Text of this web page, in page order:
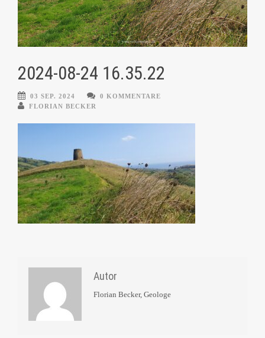
2024-08-24 16.35.22
03 SEP. 2024
0 KOMMENTARE
FLORIAN BECKER
Autor
Florian Becker, Geologe